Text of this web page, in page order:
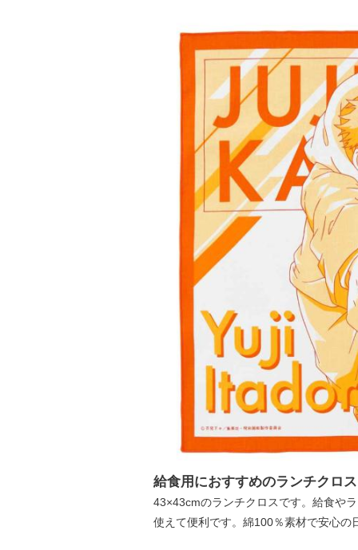
給食用におすすめのランチクロス
43×43cmのランチクロスです。給食や
使えて便利です。綿100％素材で安心の